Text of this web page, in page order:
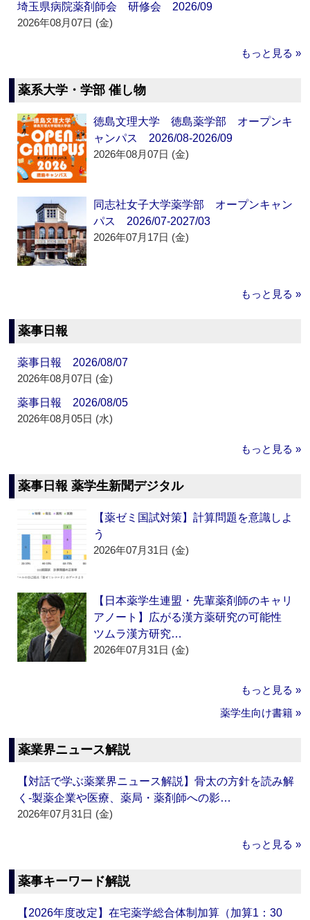
埼玉県病院薬剤師会 研修会 2026/09
2026年08月07日 (金)
もっと見る »
薬系大学・学部 催し物
徳島文理大学 徳島薬学部 オープンキ
ャンパス 2026/08-2026/09
2026年08月07日 (金)
同志社女子大学薬学部 オープンキャン
パス 2026/07-2027/03
2026年07月17日 (金)
もっと見る »
薬事日報
薬事日報 2026/08/07
2026年08月07日 (金)
薬事日報 2026/08/05
2026年08月05日 (水)
もっと見る »
薬事日報 薬学生新聞デジタル
【薬ゼミ国試対策】計算問題を意識しよ
う
2026年07月31日 (金)
【日本薬学生連盟・先輩薬剤師のキャリ
アノート】広がる漢方薬研究の可能性
ツムラ漢方研究…
2026年07月31日 (金)
もっと見る »
薬学生向け書籍 »
薬業界ニュース解説
【対話で学ぶ薬業界ニュース解説】骨太の方針を読み解
く‐製薬企業や医療、薬局・薬剤師への影…
2026年07月31日 (金)
もっと見る »
薬事キーワード解説
【2026年度改定】在宅薬学総合体制加算（加算1：30